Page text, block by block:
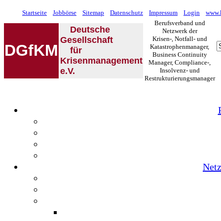
Startseite Jobbörse Sitemap Datenschutz Impressum Login
DGfKM
Deutsche
Gesellschaft
für
Krisenmanagement
e.V.
Berufsverband und
Netzwerk der
Krisen-, Notfall- und
Katastrophenmanager,
Business Continuity
Manager, Compliance-,
Insolvenz- und
Restrukturierungsmanager